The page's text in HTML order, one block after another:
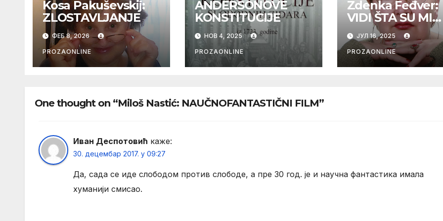
Kosa Pakuševskij:
ZLOSTAVLJANJE
ФЕБ 8, 2026
PROZAONLINE
ANDERSONOVE
KONSTITUCIJE
НОВ 4, 2025
PROZAONLINE
Zdenka Feđver:
VIDI ŠTA SU MI
URADILI OD
MAMA*
ЈУЛ 16, 2025
PROZAONLINE
One thought on “Miloš Nastić: NAUČNOFANTASTIČNI FILM”
Иван Деспотовић каже:
30. децембар 2017. у 09:27
Да, сада се иде слободом против слободе, а пре 30 год. је и научна фантастика имала
хуманији смисао.